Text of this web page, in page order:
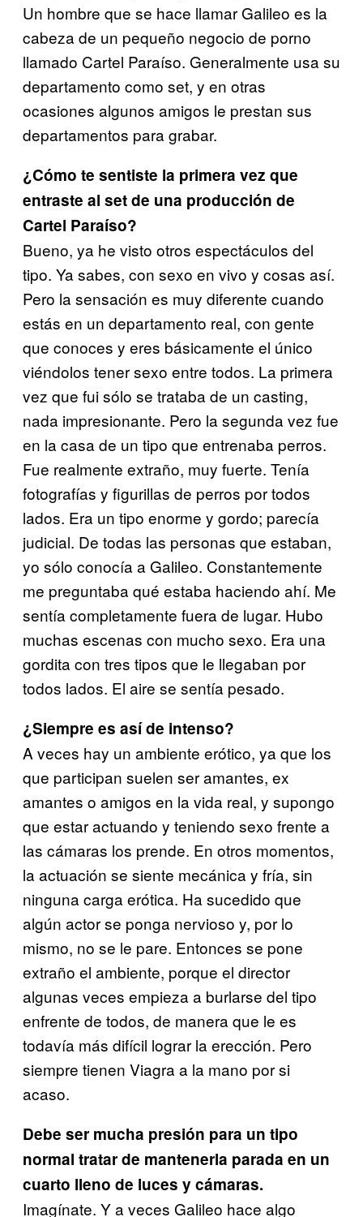
Un hombre que se hace llamar Galileo es la
cabeza de un pequeño negocio de porno
llamado Cartel Paraíso. Generalmente usa su
departamento como set, y en otras
ocasiones algunos amigos le prestan sus
departamentos para grabar.
¿Cómo te sentiste la primera vez que
entraste al set de una producción de
Cartel Paraíso?
Bueno, ya he visto otros espectáculos del
tipo. Ya sabes, con sexo en vivo y cosas así.
Pero la sensación es muy diferente cuando
estás en un departamento real, con gente
que conoces y eres básicamente el único
viéndolos tener sexo entre todos. La primera
vez que fui sólo se trataba de un casting,
nada impresionante. Pero la segunda vez fue
en la casa de un tipo que entrenaba perros.
Fue realmente extraño, muy fuerte. Tenía
fotografías y figurillas de perros por todos
lados. Era un tipo enorme y gordo; parecía
judicial. De todas las personas que estaban,
yo sólo conocía a Galileo. Constantemente
me preguntaba qué estaba haciendo ahí. Me
sentía completamente fuera de lugar. Hubo
muchas escenas con mucho sexo. Era una
gordita con tres tipos que le llegaban por
todos lados. El aire se sentía pesado.
¿Siempre es así de intenso?
A veces hay un ambiente erótico, ya que los
que participan suelen ser amantes, ex
amantes o amigos en la vida real, y supongo
que estar actuando y teniendo sexo frente a
las cámaras los prende. En otros momentos,
la actuación se siente mecánica y fría, sin
ninguna carga erótica. Ha sucedido que
algún actor se ponga nervioso y, por lo
mismo, no se le pare. Entonces se pone
extraño el ambiente, porque el director
algunas veces empieza a burlarse del tipo
enfrente de todos, de manera que le es
todavía más difícil lograr la erección. Pero
siempre tienen Viagra a la mano por si
acaso.
Debe ser mucha presión para un tipo
normal tratar de mantenerla parada en un
cuarto lleno de luces y cámaras.
Imagínate. Y a veces Galileo hace algo